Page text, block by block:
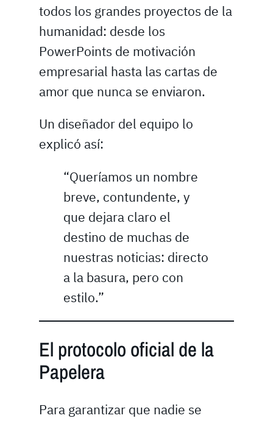
todos los grandes proyectos de la
humanidad: desde los
PowerPoints de motivación
empresarial hasta las cartas de
amor que nunca se enviaron.
Un diseñador del equipo lo
explicó así:
“Queríamos un nombre
breve, contundente, y
que dejara claro el
destino de muchas de
nuestras noticias: directo
a la basura, pero con
estilo.”
El protocolo oficial de la
Papelera
Para garantizar que nadie se